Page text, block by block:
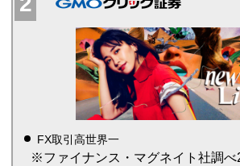
FX取引高世界一
※ファイナンス・マグネイト社調べ